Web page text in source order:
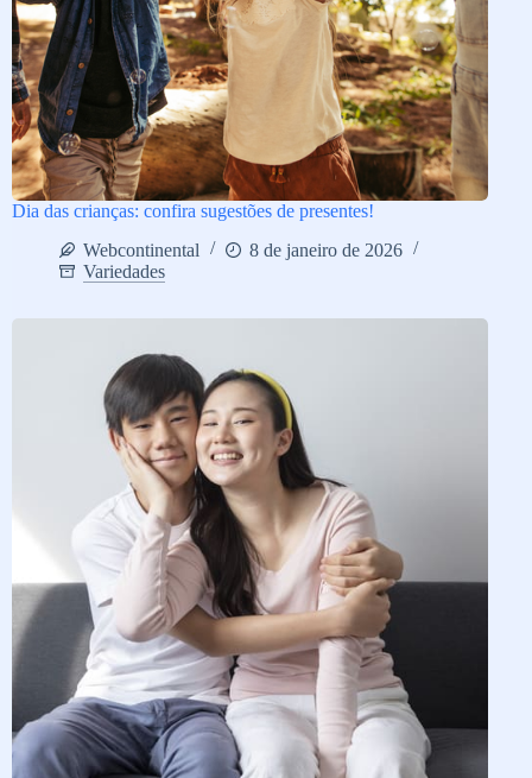
Dia das crianças: confira sugestões de presentes!
Webcontinental
8 de janeiro de 2026
Variedades